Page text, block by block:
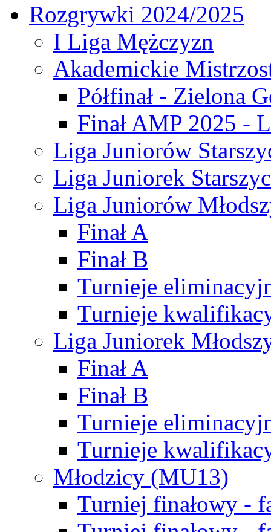
Rozgrywki 2024/2025
I Liga Mężczyzn
Akademickie
Półfinał - Zielona
Finał AMP 2025 -
Liga Juniorów
Liga Juniorek
Liga Juniorów
Finał A
Finał B
Turnieje
Turnieje
Liga Juniorek
Finał A
Finał B
Turnieje
Turnieje
Młodzicy (MU13)
Turniej finałowy -